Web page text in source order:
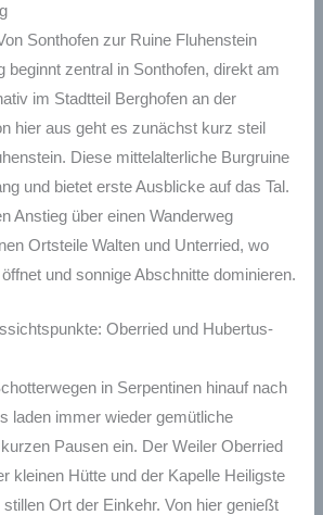
Sonthofen zur Ruine Fluhenstein
beginnt zentral in Sonthofen, direkt am
im Stadtteil Berghofen an der
hier aus geht es zunächst kurz steil
Diese mittelalterliche Burgruine
und bietet erste Ausblicke auf das Tal.
Anstieg über einen Wanderweg
Ortsteile Walten und Unterried, wo
und sonnige Abschnitte dominieren.
Oberried und Hubertus-
in Serpentinen hinauf nach
laden immer wieder gemütliche
Pausen ein. Der Weiler Oberried
kleinen Hütte und der Kapelle Heiligste
Ort der Einkehr. Von hier genießt